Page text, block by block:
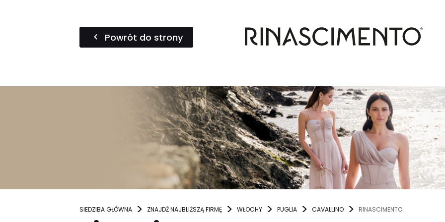
Powrót do strony
SIEDZIBA GŁÓWNA ZNAJDŹ NAJBLIŻSZĄ FIRMĘ WŁOCHY PUGLIA CAVALLINO RINASCIMENTO